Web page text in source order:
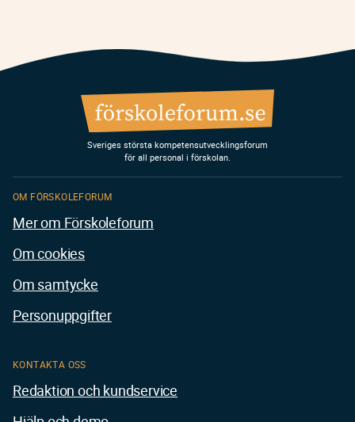
Sveriges största kompetensutvecklingsforum
för all personal i förskolan.
KONTAKTA OSS
Redaktion och kundservice
OM FÖRSKOLEFORUM
Mer om Förskoleforum
Om cookies
Om samtycke
Personuppgifter